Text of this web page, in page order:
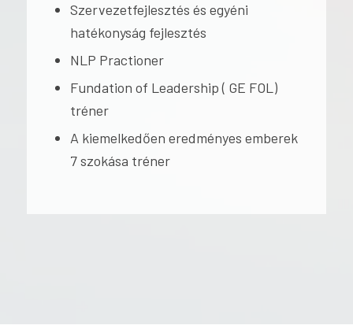
Szervezetfejlesztés és egyéni
hatékonyság fejlesztés
NLP Practioner
Fundation of Leadership ( GE FOL)
tréner
A kiemelkedően eredményes emberek
7 szokása tréner